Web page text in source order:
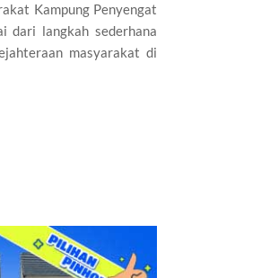
Kampung Penyengat
dari langkah sederhana
masyarakat di